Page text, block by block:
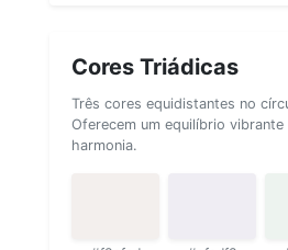
Cores Triádicas
Três cores equidistantes no
Oferecem um equilíbrio
harmonia.